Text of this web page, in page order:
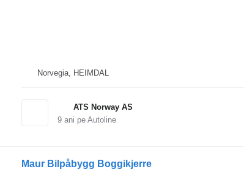
Norvegia, HEIMDAL
ATS Norway AS
9ani pe Autoline
Maur Bilpåbygg Boggikjerre